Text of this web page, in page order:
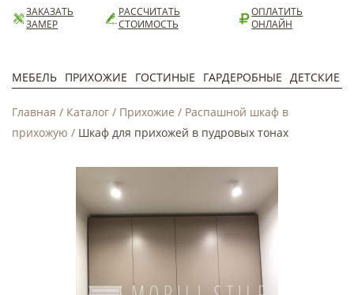
ЗАКАЗАТЬ
ЗАМЕР
РАССЧИТАТЬ
СТОИМОСТЬ
ОПЛАТИТЬ
ОНЛАЙН
МЕБЕЛЬ ПРИХОЖИЕ ГОСТИНЫЕ ГАРДЕРОБНЫЕ ДЕТСКИЕ
Главная / Каталог / Прихожие / Распашной шкаф в
прихожую / Шкаф для прихожей в пудровых тонах